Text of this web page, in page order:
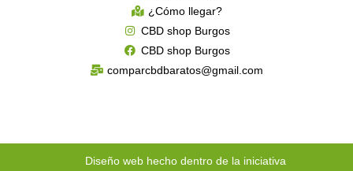
¿Cómo llegar?
CBD shop Burgos
CBD shop Burgos
comparcbdbaratos@gmail.com
Diseño web hecho dentro de la iniciativa